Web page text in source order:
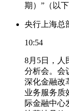
期）”（以
央行上海总
10:54
8月5日，人
分析会。会
深化金融改
业务服务质
际金融中心